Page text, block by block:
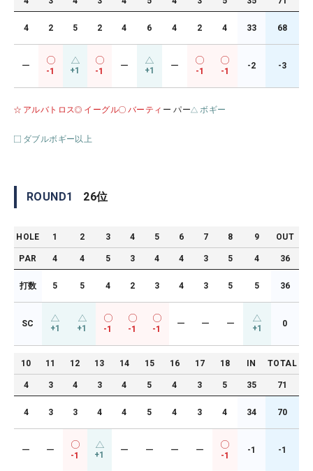
4 2 5 2 4 6 4 2 4 33 68
ー
-1 +1 -1
ー +1 ー
-1 -1
-2 -3
アルバトロス イーグル バーティ ー パー ボギー
ダブルボギー以上
ROUND1 26位
HOLE 1 2 3 4 5 6 7 8 9 OUT
PAR 4 4 5 3 4 4 3 5 4 36
打数 5 5 4 2 3 4 3 5 5 36
SC +1 +1 -1 -1 -1
ー ー ー +1 0
10 11 12 13 14 15 16 17 18 IN TOTAL
4 3 4 3 4 5 4 3 5 35 71
4 3 3 4 4 5 4 3 4 34 70
ー ー
-1 +1 ー ー ー ー
-1
-1 -1